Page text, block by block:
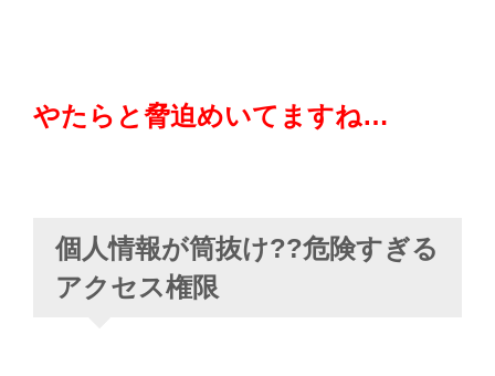
やたらと脅迫めいてますね…
個人情報が筒抜け??危険すぎる
アクセス権限